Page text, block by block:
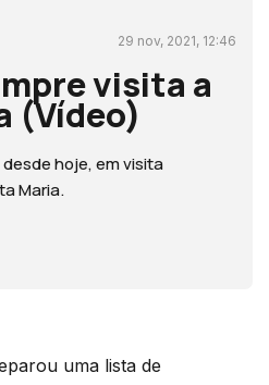
29 nov, 2021, 12:46
visita a
(Vídeo)
hoje, em visita
Maria.
uma lista de